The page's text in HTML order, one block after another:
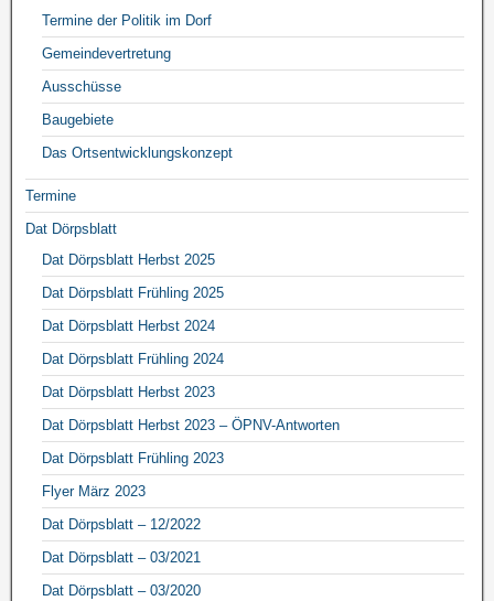
Termine der Politik im Dorf
Gemeindevertretung
Ausschüsse
Baugebiete
Das Ortsentwicklungskonzept
Termine
Dat Dörpsblatt
Dat Dörpsblatt Herbst 2025
Dat Dörpsblatt Frühling 2025
Dat Dörpsblatt Herbst 2024
Dat Dörpsblatt Frühling 2024
Dat Dörpsblatt Herbst 2023
Dat Dörpsblatt Herbst 2023 – ÖPNV-Antworten
Dat Dörpsblatt Frühling 2023
Flyer März 2023
Dat Dörpsblatt – 12/2022
Dat Dörpsblatt – 03/2021
Dat Dörpsblatt – 03/2020